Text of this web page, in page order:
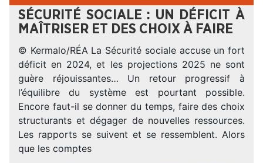
SÉCURITÉ SOCIALE : UN DÉFICIT À
MAÎTRISER ET DES CHOIX À FAIRE
© Kermalo/RÉA La Sécurité sociale accuse un fort
déficit en 2024, et les projections 2025 ne sont
guère réjouissantes… Un retour progressif à
l’équilibre du système est pourtant possible.
Encore faut-il se donner du temps, faire des choix
structurants et dégager de nouvelles ressources.
Les rapports se suivent et se ressemblent. Alors
que les comptes